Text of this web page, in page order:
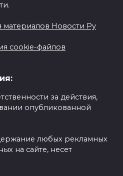
материалов Новости Ру
cookie-файлов
за действия,
опубликованной
любых рекламных
на сайте, несет